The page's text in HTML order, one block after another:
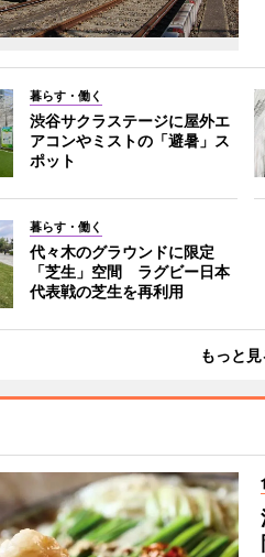
暮らす・働く
渋谷サクラステージに屋外エ
アコンやミストの「避暑」ス
ポット
暮らす・働く
代々木のグラウンドに限定
「芝生」空間 ラグビー日本
代表戦の芝生を再利用
もっと見